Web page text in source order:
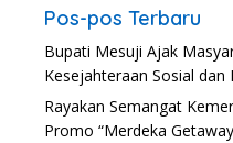
Pos-pos Terbaru
Bupati Mesuji Ajak
Kesejahteraan Sosial
Rayakan Semangat
Promo “Merdeka